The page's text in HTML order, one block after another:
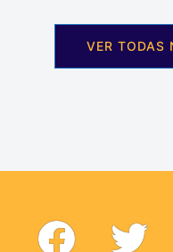
VER TODAS
Facebook